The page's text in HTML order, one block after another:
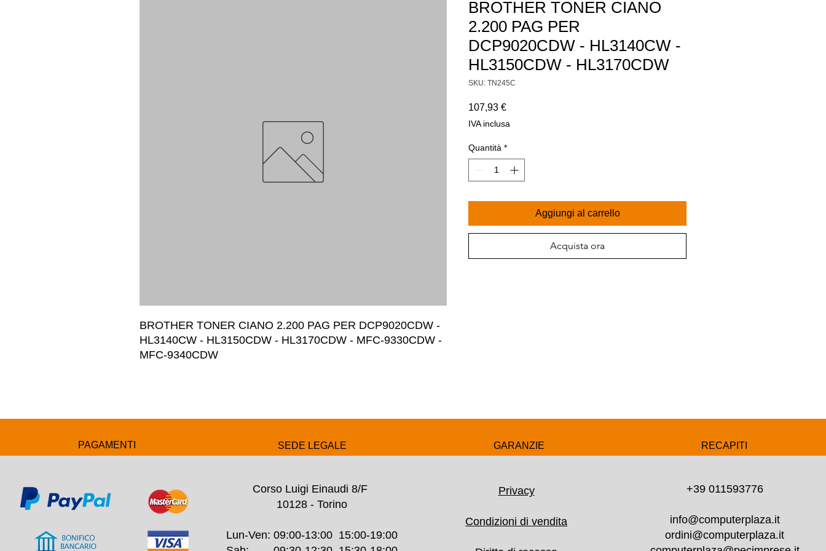
BROTHER TONER CIANO 2.200 PAG PER DCP9020CDW -
HL3140CW - HL3150CDW - HL3170CDW - MFC-9330CDW -
MFC-9340CDW
BROTHER TONER CIANO
2.200 PAG PER
DCP9020CDW - HL3140CW -
HL3150CDW - HL3170CDW
SKU: TN245C
107,93 €Prezzo
IVA inclusa
Quantità *
Aggiungi al carrello
Acquista ora
PAGAMENTI SEDE LEGALE GARANZIE RECAPITI
Corso Luigi Einaudi 8/F
10128 - Torino
Lun-Ven: 09:00-13:00 15:00-19:00
Privacy
Condizioni di vendita
+39 011593776
info@computerplaza.it
ordini@computerplaza.it